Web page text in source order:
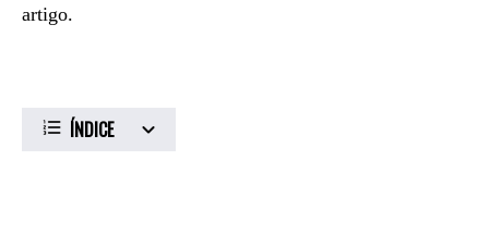
artigo.
ÍNDICE